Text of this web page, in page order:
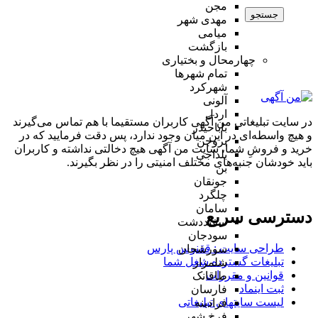
مجن
مهدی شهر
میامی
بازگشت
چهارمحال و بختیاری
تمام شهر‌ها
شهرکرد
آلونی
اردل
باباحیدر
بروجن
بلداجی
بن
جونقان
چلگرد
سامان
سفیددشت
سودجان
سورشجان
شلمزار
طاقانک
فارسان
فرادبنه
جستجو
در سایت تبلیغاتی من آگهی کاربران مستقیما با هم تماس می‌گیرند
و هیچ واسطه‌ای در این میان وجود ندارد، پس دقت فرمایید که در
خرید و فروشِ شما، سایت من آگهی هیچ دخالتی نداشته و کاربران
باید خودشان جنبه‌های مختلف امنیتی را در نظر بگیرند.
دسترسی سریع
طراحی سایت :‌ ققنوس پارس
تبلیغات گسترده شغل شما
قوانین و مقررات
ثبت اینماد
لیست سایتهای تبلیغاتی